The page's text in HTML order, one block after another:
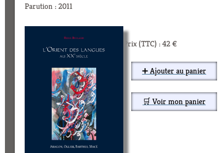
Parution : 2011
Prix (TTC) : 42 €
➕ Ajouter au panier
🛒 Voir mon panier